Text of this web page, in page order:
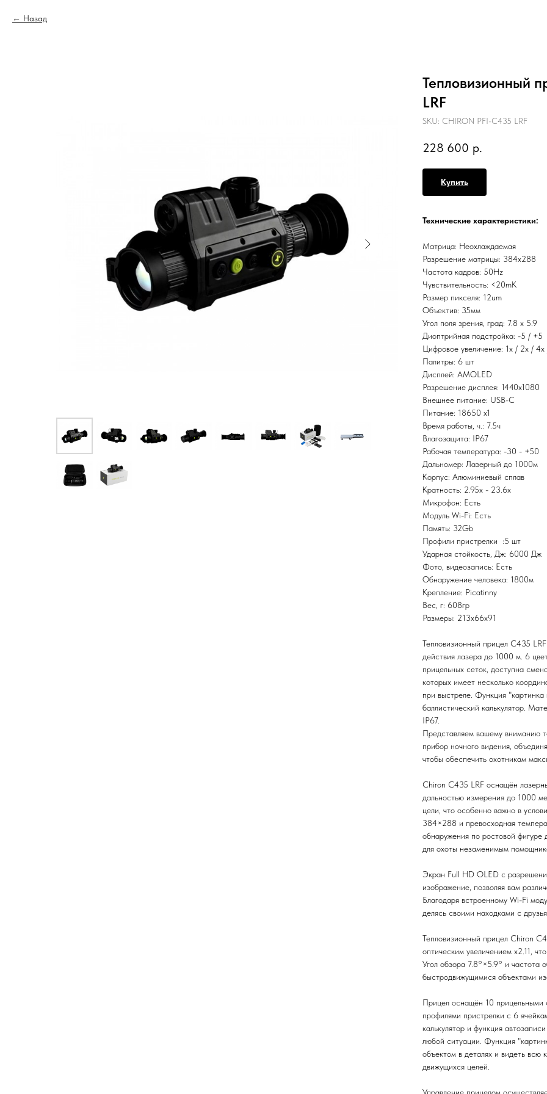
Назад
Тепловизионный
LRF
SKU: CHIRON PFI-C435 LRF
228 600 р.
Купить
Технические характеристики:
Матрица: Неохлаждаемая
Разрешение матрицы: 384x288
Частота кадров: 50Hz
Чувствительность: <20mK
Размер пикселя: 12um
Объектив: 35мм
Угол поля зрения, град: 7.8 x 5.9
Диоптрийная подстройка: -5 / +5
Цифровое увеличение: 1x / 2x /
Палитры: 6 шт
Дисплей: AMOLED
Разрешение дисплея: 1440x1080
Внешнее питание: USB-C
Питание: 18650 x1
Время работы, ч.: 7.5ч
Влагозащита: IP67
Рабочая температура: -30 - +50
Дальномер: Лазерный до 1000м
Корпус: Алюминиевый сплав
Кратность: 2.95x - 23.6x
Микрофон: Есть
Модуль Wi-Fi: Есть
Память: 32Gb
Профили пристрелки :5 шт
Ударная стойкость, Дж: 6000 Дж
Фото, видеозапись: Есть
Обнаружение человека: 1800м
Крепление: Picatinny
Вес, г: 608гр
Размеры: 213x66x91
Тепловизионный прицел C435
действия лазера до 1000 м. 6
прицельных сеток, доступна
которых имеет несколько
при выстреле. Функция
баллистический калькулятор.
IP67.
Представляем вашему вниманию
прибор ночного видения,
чтобы обеспечить охотникам
Chiron C435 LRF оснащён
дальностью измерения до 1000
цели, что особенно важно в
384×288 и превосходная
обнаружения по ростовой фигуре
для охоты незаменимым
Экран Full HD OLED с
изображение, позволяя вам
Благодаря встроенному Wi-Fi
делясь своими находками с
Тепловизионный прицел Chiron
оптическим увеличением x2.11,
Угол обзора 7.8°×5.9° и частота
быстродвижущимися объектами
Прицел оснащён 10 прицельными
профилями пристрелки с 6
калькулятор и функция
любой ситуации. Функция
объектом в деталях и видеть всю
движущихся целей.